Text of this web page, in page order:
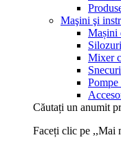
Maşini şi
Mașini
Mixer
Snecuri
Pompe
Căutați un anumit
Faceți clic pe ,,Mai